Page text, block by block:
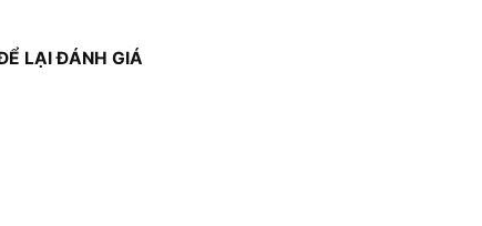
LẠI ĐÁNH GIÁ